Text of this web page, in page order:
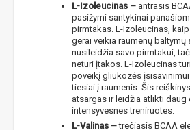
L-Izoleucinas – antrasis
pasižymi santykinai
pirmtakas. L-Izoleucinas,
gerai veikia raumenų baltymų
nusileidžia savo pirmtakui,
neturi įtakos. L-Izoleucinas
poveikį gliukozės
tiesiai į raumenis. Šis
atsargas ir leidžia atlikti daug
intensyvesnes treniruotes.
L-Valinas –trečiasis BCAA